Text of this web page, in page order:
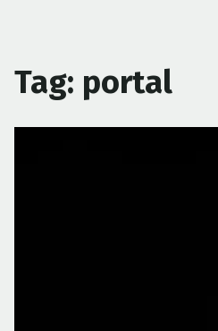
Tag: portal